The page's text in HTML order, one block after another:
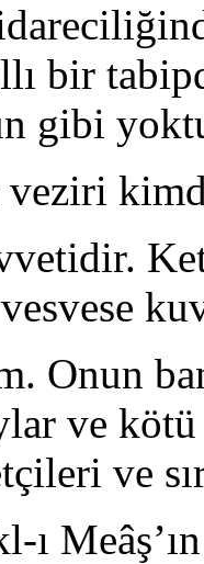
bir
gibi
veziri
Onun
ve
ve